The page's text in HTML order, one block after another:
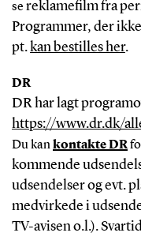
se reklamefilm fra
Programmer, der
pt.kan bestilles her.
DR
DR har lagt
https://www.dr.dk/
Du kankontakte DR
kommende
udsendelser og evt.
medvirkede i
TV-avisen o.l.).